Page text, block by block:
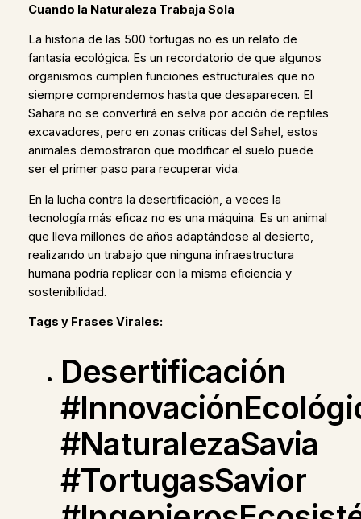
Cuando la Naturaleza Trabaja Sola
La historia de las 500 tortugas no es un relato de
fantasía ecológica. Es un recordatorio de que algunos
organismos cumplen funciones estructurales que no
siempre comprendemos hasta que desaparecen. El
Sahara no se convertirá en selva por acción de reptiles
excavadores, pero en zonas críticas del Sahel, estos
animales demostraron que modificar el suelo puede
ser el primer paso para recuperar vida.
En la lucha contra la desertificación, a veces la
tecnología más eficaz no es una máquina. Es un animal
que lleva millones de años adaptándose al desierto,
realizando un trabajo que ninguna infraestructura
humana podría replicar con la misma eficiencia y
sostenibilidad.
Tags y Frases Virales:
Desertificación
#NaturalezaSavia
#TortugasSavior